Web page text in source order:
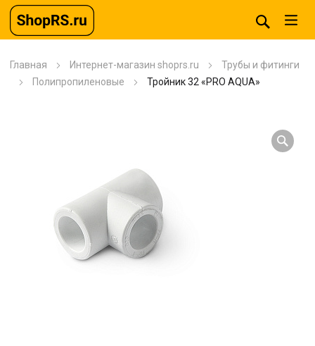
Главная Интернет-магазин shoprs.ru
Трубы и фитинги
Полипропиленовые
Тройник 32 «PRO AQUA»